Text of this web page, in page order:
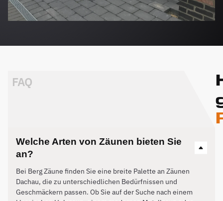
FAQ
Welche Arten von Zäunen bieten Sie
an?
Bei Berg Zäune finden Sie eine breite Palette an Zäunen
Dachau, die zu unterschiedlichen Bedürfnissen und
Geschmäckern passen. Ob Sie auf der Suche nach einem